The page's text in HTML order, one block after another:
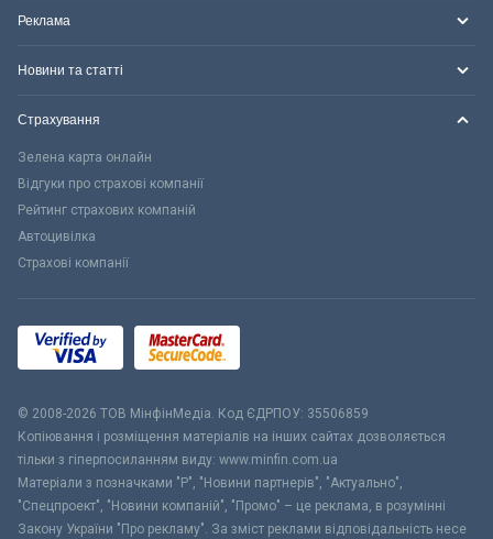
Реклама
Новини та статті
Страхування
Зелена карта онлайн
Відгуки про страхові компанії
Рейтинг страхових компаній
Автоцивілка
Страхові компанії
© 2008-2026 ТОВ МiнфiнМедiа. Код ЄДРПОУ: 35506859
Копіювання і розміщення матеріалів на інших сайтах дозволяється
тільки з гіперпосиланням виду: www.minfin.com.ua
Матеріали з позначками "Р", "Новини партнерів", "Актуально",
"Спецпроект", "Новини компаній", "Промо" – це реклама, в розумінні
Закону України "Про рекламу". За зміст реклами відповідальність несе